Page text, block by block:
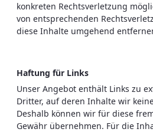
konkreten Rechtsverletzung
von entsprechenden
diese Inhalte umgehend
Haftung für Links
Unser Angebot enthält Links zu
Dritter, auf deren Inhalte wir
Deshalb können wir für diese
Gewähr übernehmen. Für die